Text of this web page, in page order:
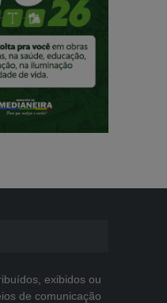
exibidos ou
de comunicação